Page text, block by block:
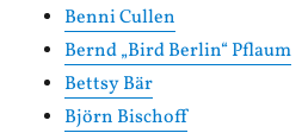
Benni Cullen
Bernd „Bird Berlin“ Pflaum
Bettsy Bär
Björn Bischoff